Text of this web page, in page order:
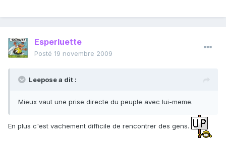
Esperluette
Posté 19 novembre 2009
Leepose a dit :
Mieux vaut une prise directe du peuple avec lui-meme.
En plus c'est vachement difficile de rencontrer des gens.